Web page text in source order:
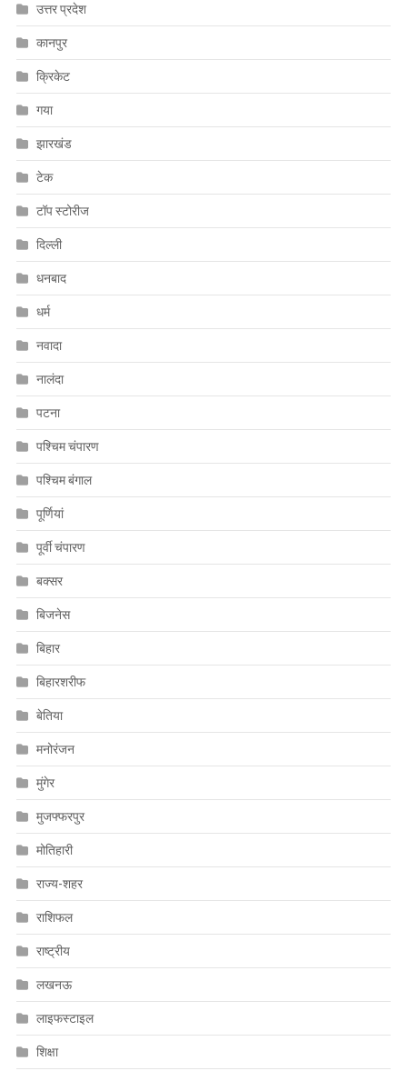
उत्तर प्रदेश
कानपुर
क्रिकेट
गया
झारखंड
टेक
टॉप स्टोरीज
दिल्ली
धनबाद
धर्म
नवादा
नालंदा
पटना
पश्चिम चंपारण
पश्चिम बंगाल
पूर्णियां
पूर्वी चंपारण
बक्सर
बिजनेस
बिहार
बिहारशरीफ
बेतिया
मनोरंजन
मुंगेर
मुजफ्फरपुर
मोतिहारी
राज्य-शहर
राशिफल
राष्ट्रीय
लखनऊ
लाइफस्टाइल
शिक्षा